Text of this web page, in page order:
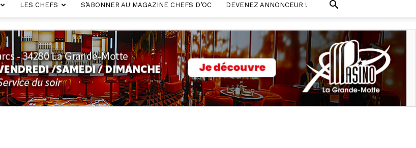
d'oc
LES CHEFS S’ABONNER AU MAGAZINE CHEFS D’OC DEVENEZ ANNONCEUR !